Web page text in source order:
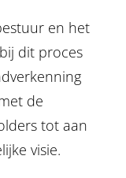
en het
dit proces
de
tot aan
visie.